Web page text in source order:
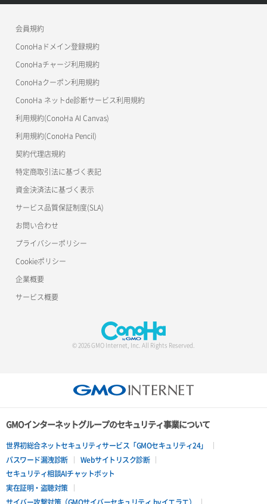
APIドキュメントVPS3.0
美雲このは徹底ガイド
会員規約
ConoHaドメイン登録規約
ConoHaチャージ利用規約
ConoHaクーポン利用規約
ConoHa ネットde診断サービス利用規約
利用規約(ConoHa AI Canvas)
利用規約(ConoHa Pencil)
契約代理店規約
特定商取引法に基づく表記
資金決済法に基づく表示
サービス品質保証制度(SLA)
お問い合わせ
プライバシーポリシー
Cookieポリシー
企業概要
サービス概要
© 2026 GMO Internet, Inc. All Rights Reserved.
GMOインターネットグループのセキュリティ事業について
世界初総合ネットセキュリティサービス「GMOセキュリティ24」
パスワード漏洩診断
Webサイトリスク診断
セキュリティ相談AIチャットボット
実在証明・盗聴対策